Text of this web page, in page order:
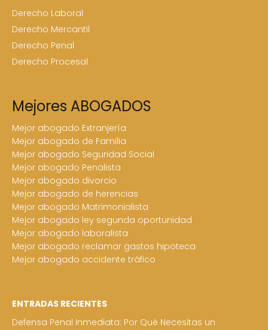
Derecho Laboral
Derecho Mercantil
Derecho Penal
Derecho Procesal
Mejores ABOGADOS
Mejor abogado Extranjería
Mejor abogado de Familia
Mejor abogado Seguridad Social
Mejor abogado Penalista
Mejor abogado divorcio
Mejor abogado de herencias
Mejor abogado Matrimonialista
Mejor abogado ley segunda oportunidad
Mejor abogado laboralista
Mejor abogado reclamar gastos hipoteca
Mejor abogado accidente tráfico
ENTRADAS RECIENTES
Defensa Penal Inmediata: Por Qué Necesitas un